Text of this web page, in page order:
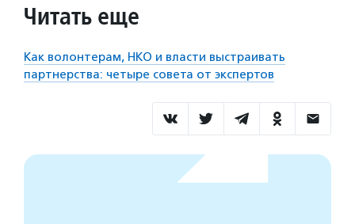
Читать еще
Как волонтерам, НКО и власти выстраивать
партнерства: четыре совета от экспертов